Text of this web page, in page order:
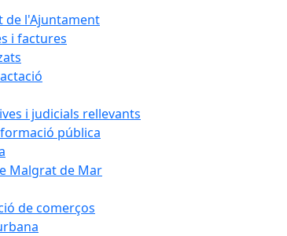
de l'Ajuntament
i factures
i judicials rellevants
pública
Malgrat de Mar
de comerços